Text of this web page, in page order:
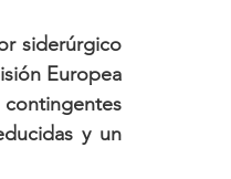
siderúrgico
Europea
y un